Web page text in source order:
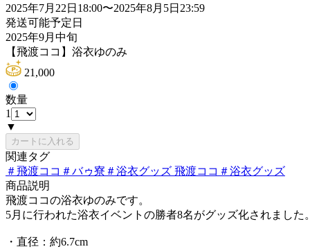
2025年7月22日18:00〜2025年8月5日23:59
発送可能予定日
2025年9月中旬
【飛渡ココ】浴衣ゆのみ
21,000
数量
1
▼
カートに入れる
関連タグ
＃飛渡ココ ＃バゥ寮 ＃浴衣グッズ 飛渡ココ ＃浴衣グッズ
商品説明
飛渡ココの浴衣ゆのみです。
5月に行われた浴衣イベントの勝者8名がグッズ化されました
・直径：約6.7cm